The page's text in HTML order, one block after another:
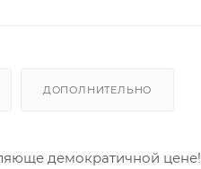
ДОПОЛНИТЕЛЬНО
демократичной цене!